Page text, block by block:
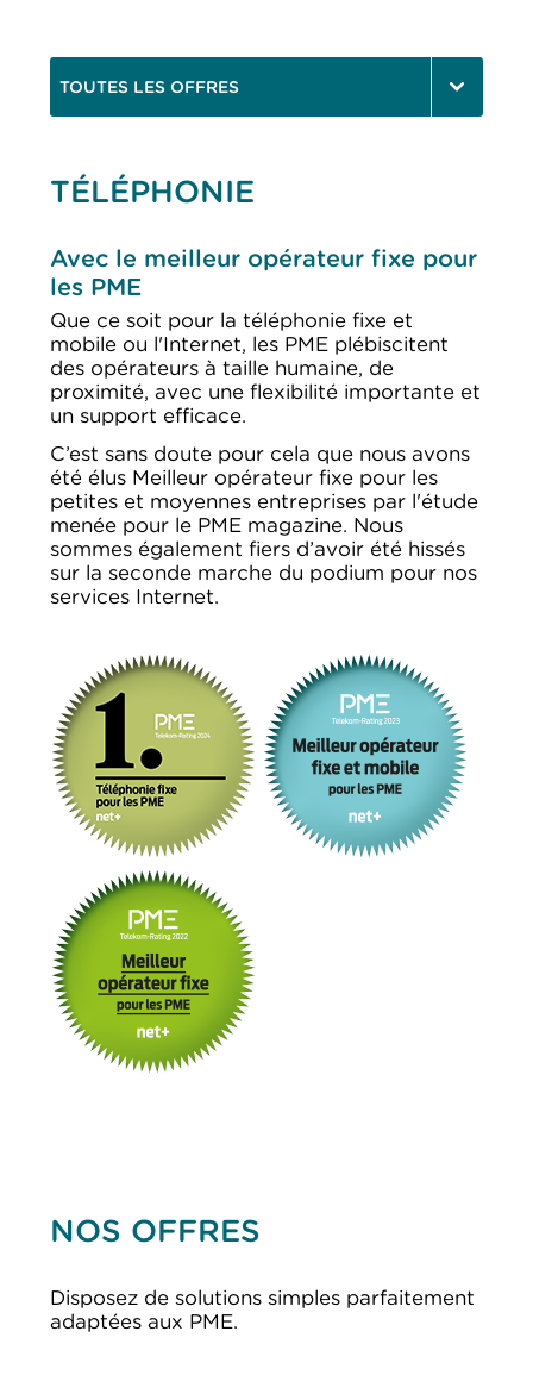
TOUTES LES OFFRES
TÉLÉPHONIE
Avec le meilleur opérateur fixe pour
les PME
Que ce soit pour la téléphonie fixe et
mobile ou l'Internet, les PME plébiscitent
des opérateurs à taille humaine, de
proximité, avec une flexibilité importante et
un support efficace.
C’est sans doute pour cela que nous avons
été élus Meilleur opérateur fixe pour les
petites et moyennes entreprises par l'étude
menée pour le PME magazine. Nous
sommes également fiers d’avoir été hissés
sur la seconde marche du podium pour nos
services Internet.
NOS OFFRES
Disposez de solutions simples parfaitement
adaptées aux PME.